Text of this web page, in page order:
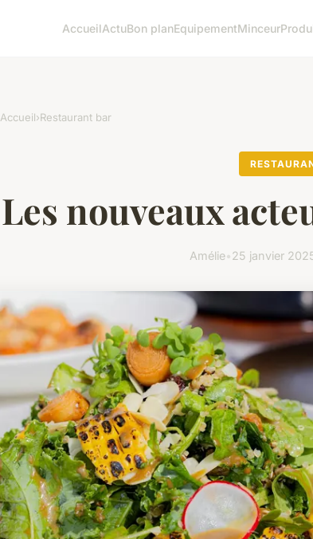
AccueilActuBon planEquipementMinceur
Accueil›Restaurant bar
Les nouveaux
Amélie•25 janvier